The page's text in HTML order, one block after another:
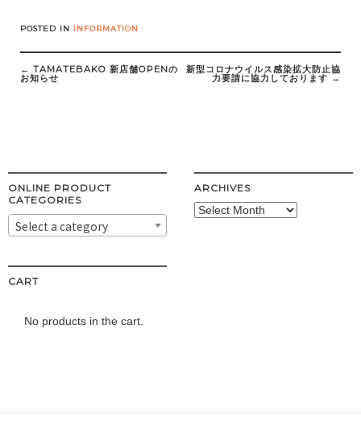
POSTED IN INFORMATION
Post
navigation
← TAMATEBAKO 新店舗OPENの
お知らせ
新型コロナウイルス感染拡大防止協
力要請に協力しております →
ONLINE PRODUCT
CATEGORIES
Select a category
ARCHIVES
Archives
CART
No products in the cart.